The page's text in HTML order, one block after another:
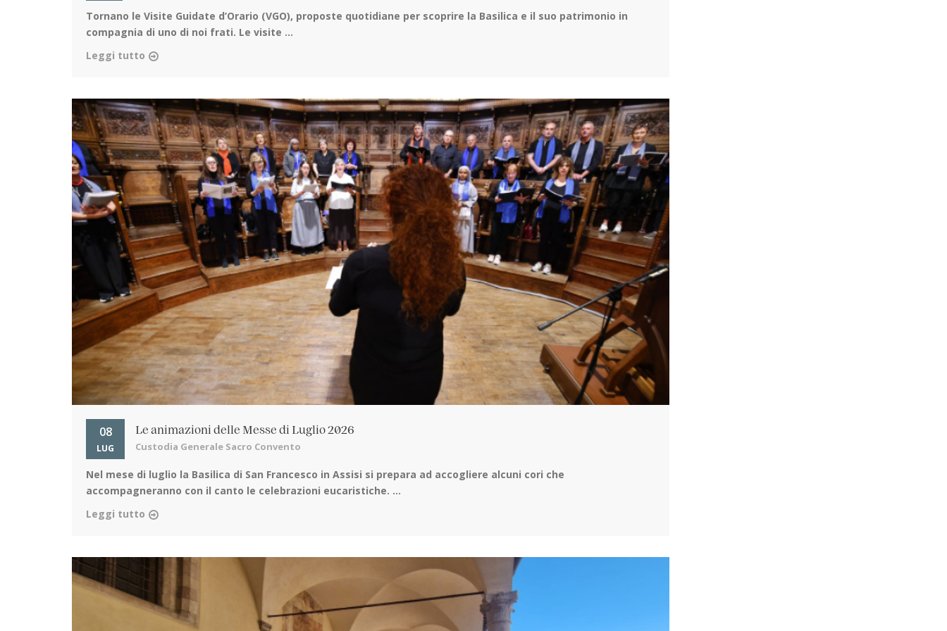
Tornano le Visite Guidate d’Orario (VGO), proposte quotidiane per scoprire la Basilica e il suo patrimonio in
compagnia di uno di noi frati. Le visite ...
Leggi tutto
08
LUG
Le animazioni delle Messe di Luglio 2026
Custodia Generale Sacro Convento
Nel mese di luglio la Basilica di San Francesco in Assisi si prepara ad accogliere alcuni cori che
accompagneranno con il canto le celebrazioni eucaristiche. ...
Leggi tutto